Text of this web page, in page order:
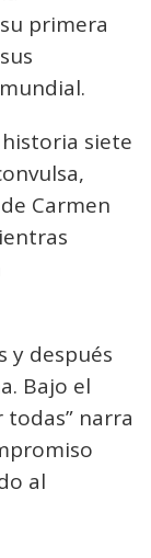
primera
siete
Carmen
y después
Bajo el
todas” narra
al